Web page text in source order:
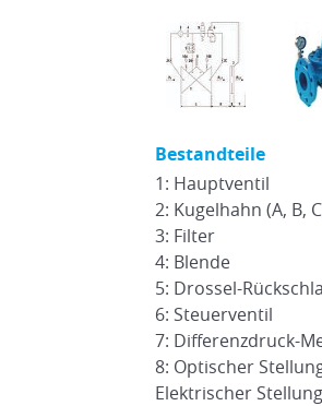
Bestandteile
1: Hauptventil
2: Kugelhahn (A, B,
3: Filter
4: Blende
5: Drossel-
6: Steuerventil
7: Differenzdruck-
8: Optischer
Elektrischer